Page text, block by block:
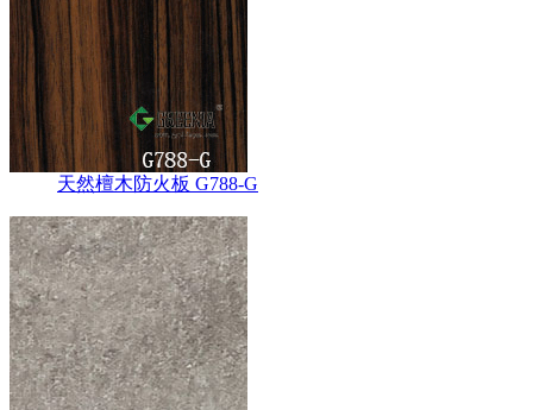
天然檀木防火板 G788-G